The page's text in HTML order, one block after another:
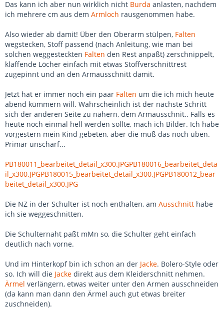
Das kann ich aber nun wirklich nicht Burda anlasten, nachdem
ich mehrere cm aus dem Armloch rausgenommen habe.
Also wieder ab damit! Über den Oberarm stülpen, Falten
wegstecken, Stoff passend (nach Anleitung, wie man bei
solchen weggesteckten Falten den Rest anpaßt) zerschnippelt,
klaffende Löcher einfach mit etwas Stoffverschnittrest
zugepinnt und an den Armausschnitt damit.
Jetzt hat er immer noch ein paar Falten um die ich mich heute
abend kümmern will. Wahrscheinlich ist der nächste Schritt
sich der anderen Seite zu nähern, dem Armausschnit.. Falls es
heute noch einmal hell werden sollte, mach ich Bilder. Ich habe
vorgestern mein Kind gebeten, aber die muß das noch üben.
Primär unscharf...
PB180011_bearbeitet_detail_x300.JPGPB180016_bearbeitet_deta
il_x300.JPGPB180015_bearbeitet_detail_x300.JPGPB180012_bear
beitet_detail_x300.JPG
Die NZ in der Schulter ist noch enthalten, am Ausschnitt habe
ich sie weggeschnitten.
Die Schulternaht paßt mMn so, die Schulter geht einfach
deutlich nach vorne.
Und im Hinterkopf bin ich schon an der Jacke. Bolero-Style oder
so. Ich will die Jacke direkt aus dem Kleiderschnitt nehmen.
Ärmel verlängern, etwas weiter unter den Armen ausschneiden
(da kann man dann den Ärmel auch gut etwas breiter
zuschneiden).